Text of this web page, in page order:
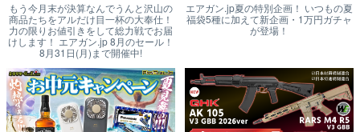
もう今月末が決算なんでうんと沢山の
商品たちをアルだけ目一杯の大奉仕！
力の限りお値引きをして総力戦でお届
けします！ エアガン.jp 8月のセール！
8月31日(月)まで開催中!
エアガン.jp夏の特別企画！ いつもの夏
福袋5種に加えて新企画・1万円ガチャ
が登場！